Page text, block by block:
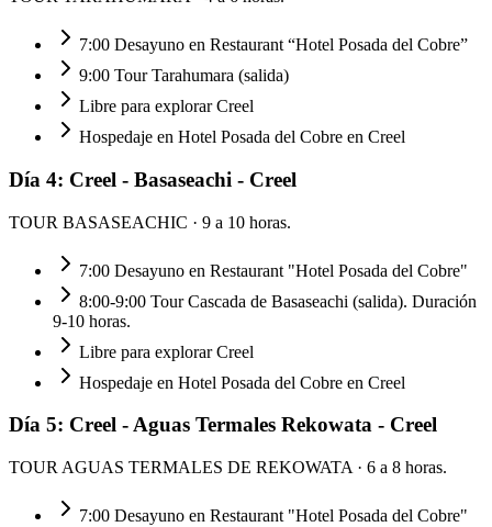
7:00 Desayuno en Restaurant “Hotel Posada del Cobre”
9:00 Tour Tarahumara (salida)
Libre para explorar Creel
Hospedaje en Hotel Posada del Cobre en Creel
Día 4: Creel - Basaseachi - Creel
TOUR BASASEACHIC · 9 a 10 horas.
7:00 Desayuno en Restaurant "Hotel Posada del Cobre"
8:00-9:00 Tour Cascada de Basaseachi (salida). Duración
9-10 horas.
Libre para explorar Creel
Hospedaje en Hotel Posada del Cobre en Creel
Día 5: Creel - Aguas Termales Rekowata - Creel
TOUR AGUAS TERMALES DE REKOWATA · 6 a 8 horas.
7:00 Desayuno en Restaurant "Hotel Posada del Cobre"